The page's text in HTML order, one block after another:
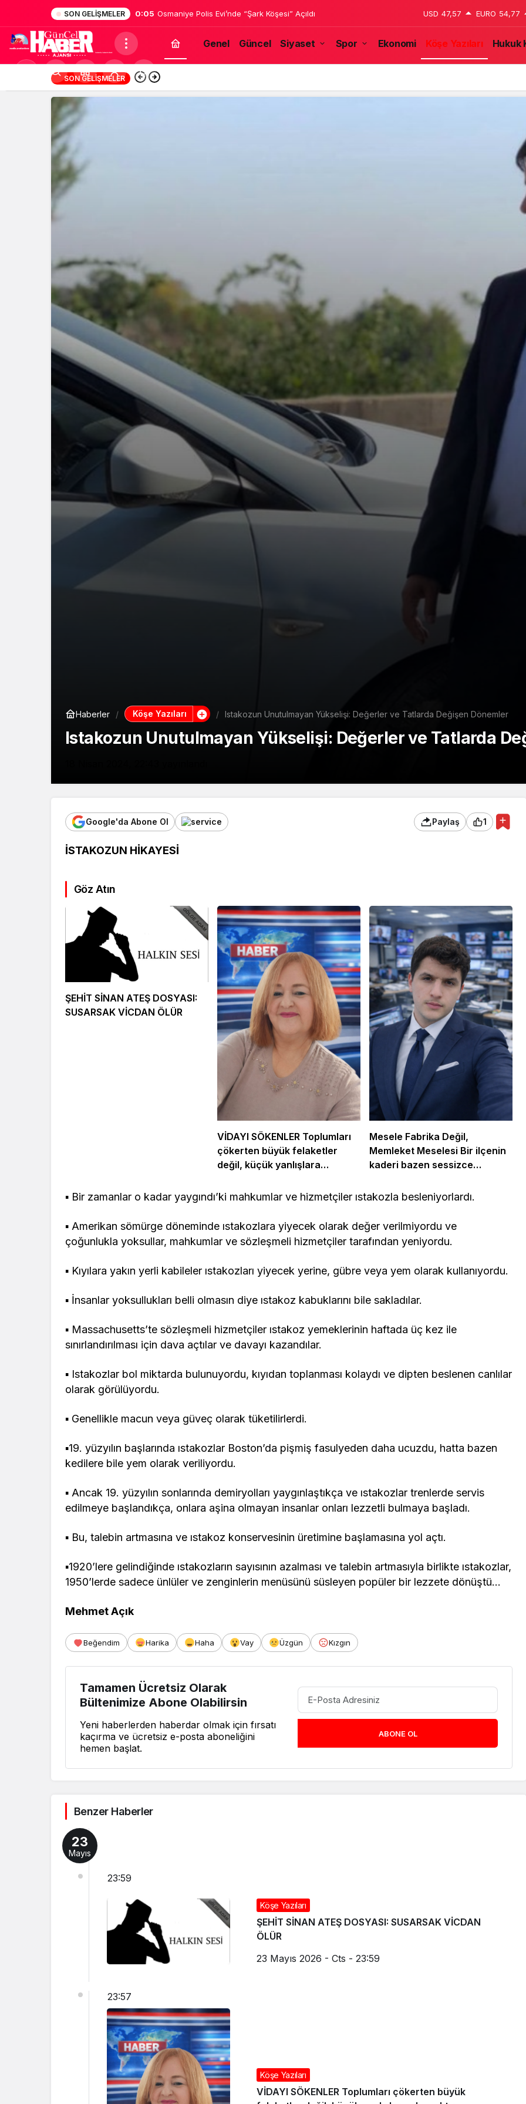
SON GELIŞMELER 0:05 Osmaniye Polis Evi’nde “Şark Köşesi” Açıldı USD 47,57 EURO 54,77
Genel Güncel Siyaset Spor Ekonomi Köşe Yazıları Hukuk
değiştir
SON GELIŞMELER
Haberler Köşe Yazıları Istakozun Unutulmayan Yükselişi: Değerler ve Tatlarda Değişen Dönemler
Istakozun Unutulmayan Yükselişi: Değerler ve Tatlarda
Google'da Abone Ol Paylaş 1
İSTAKOZUN HİKAYESİ
Göz Atın
ŞEHİT SİNAN ATEŞ DOSYASI:
SUSARSAK VİCDAN ÖLÜR
VİDAYI SÖKENLER Toplumları
çökerten büyük felaketler
değil, küçük yanlışlara
Mesele Fabrika Değil,
Memleket Meselesi Bir ilçenin
kaderi bazen sessizce
▪ Bir zamanlar o kadar yaygındı’ki mahkumlar ve hizmetçiler ıstakozla besleniyorlardı.
▪ Amerikan sömürge döneminde ıstakozlara yiyecek olarak değer verilmiyordu ve
çoğunlukla yoksullar, mahkumlar ve sözleşmeli hizmetçiler tarafından yeniyordu.
▪ Kıyılara yakın yerli kabileler ıstakozları yiyecek yerine, gübre veya yem olarak kullanıyordu.
▪ İnsanlar yoksullukları belli olmasın diye ıstakoz kabuklarını bile sakladılar.
▪ Massachusetts’te sözleşmeli hizmetçiler ıstakoz yemeklerinin haftada üç kez ile
sınırlandırılması için dava açtılar ve davayı kazandılar.
▪ Istakozlar bol miktarda bulunuyordu, kıyıdan toplanması kolaydı ve dipten beslenen canlılar
olarak görülüyordu.
▪ Genellikle macun veya güveç olarak tüketilirlerdi.
▪19. yüzyılın başlarında ıstakozlar Boston’da pişmiş fasulyeden daha ucuzdu, hatta bazen
kedilere bile yem olarak veriliyordu.
▪ Ancak 19. yüzyılın sonlarında demiryolları yaygınlaştıkça ve ıstakozlar trenlerde servis
edilmeye başlandıkça, onlara aşina olmayan insanlar onları lezzetli bulmaya başladı.
▪ Bu, talebin artmasına ve ıstakoz konservesinin üretimine başlamasına yol açtı.
▪1920’lere gelindiğinde ıstakozların sayısının azalması ve talebin artmasıyla birlikte ıstakozlar,
1950’lerde sadece ünlüler ve zenginlerin menüsünü süsleyen popüler bir lezzete dönüştü…
Mehmet Açık
Beğendim Harika Haha Vay Üzgün Kızgın
Tamamen Ücretsiz Olarak
Bültenimize Abone Olabilirsin
Yeni haberlerden haberdar olmak için fırsatı
kaçırma ve ücretsiz e-posta aboneliğini
hemen başlat.
ABONE OL
Benzer Haberler
23
Mayıs
23:59
Köşe Yazıları
ŞEHİT SİNAN ATEŞ DOSYASI: SUSARSAK VİCDAN
ÖLÜR
23 Mayıs 2026 - Cts - 23:59
23:57
Köşe Yazıları
VİDAYI SÖKENLER Toplumları çökerten büyük
Köşe Yazıları
Suriyeli Kadının
Gözünden: Halep’ten
Kaçış
Kültür Sanat
Türk Müziğinin
Unutulmaz İsmi Tanju
Okan Vefat Yıl
Dönümünde Anılıyor